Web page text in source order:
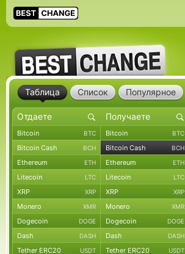
Таблица Список Популярное
Bitcoin BTC Bitcoin BTC
Bitcoin Cash BCH Bitcoin Cash BCH
Ethereum ETH Ethereum ETH
Litecoin LTC Litecoin LTC
XRP XRP XRP XRP
Monero XMR Monero XMR
Dogecoin DOGE Dogecoin DOGE
Dash DASH Dash DASH
Tether ERC20 USDT Tether ERC20 USDT